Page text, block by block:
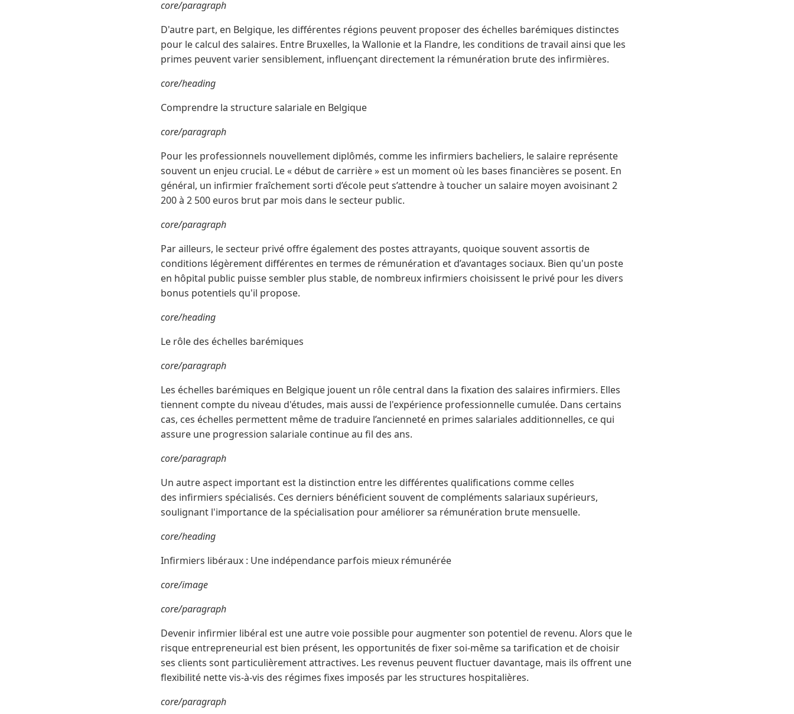
core/paragraph
D'autre part, en Belgique, les différentes régions peuvent proposer des échelles barémiques distinctes
pour le calcul des salaires. Entre Bruxelles, la Wallonie et la Flandre, les conditions de travail ainsi que les
primes peuvent varier sensiblement, influençant directement la rémunération brute des infirmières.
core/heading
Comprendre la structure salariale en Belgique
core/paragraph
Pour les professionnels nouvellement diplômés, comme les infirmiers bacheliers, le salaire représente
souvent un enjeu crucial. Le « début de carrière » est un moment où les bases financières se posent. En
général, un infirmier fraîchement sorti d’école peut s’attendre à toucher un salaire moyen avoisinant 2
200 à 2 500 euros brut par mois dans le secteur public.
core/paragraph
Par ailleurs, le secteur privé offre également des postes attrayants, quoique souvent assortis de
conditions légèrement différentes en termes de rémunération et d’avantages sociaux. Bien qu'un poste
en hôpital public puisse sembler plus stable, de nombreux infirmiers choisissent le privé pour les divers
bonus potentiels qu'il propose.
core/heading
Le rôle des échelles barémiques
core/paragraph
Les échelles barémiques en Belgique jouent un rôle central dans la fixation des salaires infirmiers. Elles
tiennent compte du niveau d'études, mais aussi de l'expérience professionnelle cumulée. Dans certains
cas, ces échelles permettent même de traduire l’ancienneté en primes salariales additionnelles, ce qui
assure une progression salariale continue au fil des ans.
core/paragraph
Un autre aspect important est la distinction entre les différentes qualifications comme celles
des infirmiers spécialisés. Ces derniers bénéficient souvent de compléments salariaux supérieurs,
soulignant l'importance de la spécialisation pour améliorer sa rémunération brute mensuelle.
core/heading
Infirmiers libéraux : Une indépendance parfois mieux rémunérée
core/image
core/paragraph
Devenir infirmier libéral est une autre voie possible pour augmenter son potentiel de revenu. Alors que le
risque entrepreneurial est bien présent, les opportunités de fixer soi-même sa tarification et de choisir
ses clients sont particulièrement attractives. Les revenus peuvent fluctuer davantage, mais ils offrent une
flexibilité nette vis-à-vis des régimes fixes imposés par les structures hospitalières.
core/paragraph